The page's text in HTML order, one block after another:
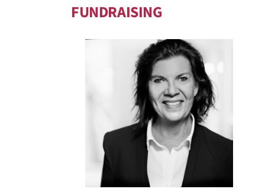
FUNDRAISING